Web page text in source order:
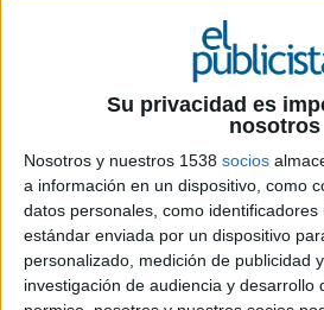
Su privacidad es
nosotros
Nosotros y nuestros 1538 socios
a información en un dispositivo, como
datos personales, como identificadores
estándar enviada por un dispositivo
personalizado, medición de publicidad
investigación de audiencia y desarrollo
La Asociación Española de
incorpora a la agencia de
como nuevo socio
Con sede en Barcelona y bajo
CEO, Sol Casals, Wò Studio es
creativa independiente que